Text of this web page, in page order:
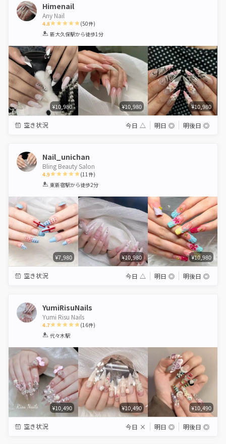
Himenail
Any Nail
4.8
1 2 3 4 5
(50件)
新大久保駅から徒歩1分
¥10,980 ¥10,980 ¥10,980
空き状況 今日 △ 明日 ◎ 明後日 ◎
Nail_unichan
Bling Beauty Salon
4.9
1 2 3 4 5
(11件)
東新宿駅から徒歩2分
¥7,980 ¥10,980 ¥10,980
空き状況 今日 △ 明日 ◎ 明後日 ◎
YumiRisuNails
Yumi Risu Nails
4.7
1 2 3 4
(16件)
代々木駅
¥10,490 ¥10,490 ¥10,490
空き状況 今日 × 明日 ◎ 明後日 ◎